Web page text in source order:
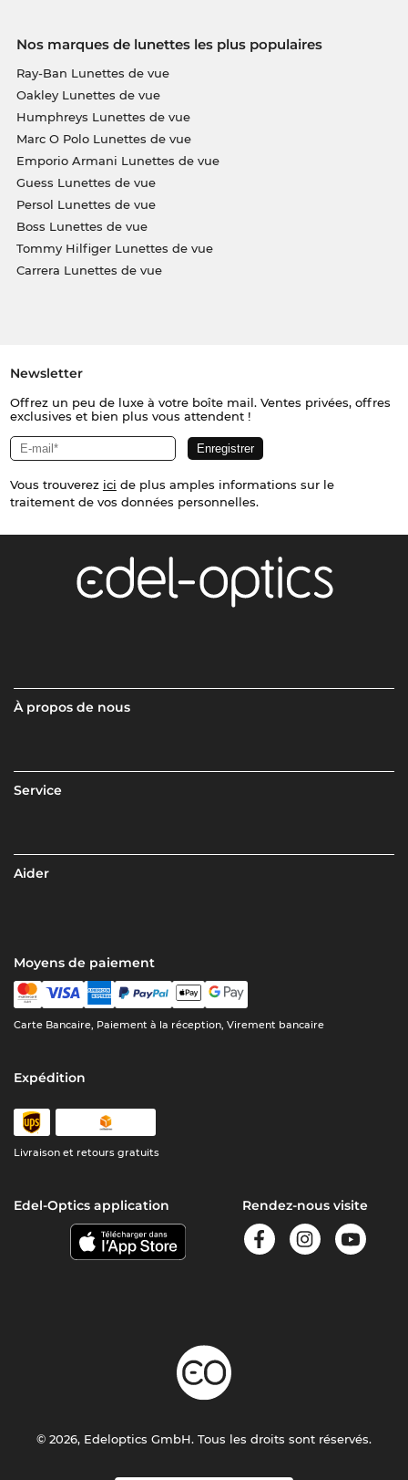
Nos marques de lunettes les plus populaires
Ray-Ban Lunettes de vue
Oakley Lunettes de vue
Humphreys Lunettes de vue
Marc O Polo Lunettes de vue
Emporio Armani Lunettes de vue
Guess Lunettes de vue
Persol Lunettes de vue
Boss Lunettes de vue
Tommy Hilfiger Lunettes de vue
Carrera Lunettes de vue
Newsletter
Offrez un peu de luxe à votre boîte mail. Ventes privées, offres
exclusives et bien plus vous attendent !
Vous trouverez ici de plus amples informations sur le
traitement de vos données personnelles.
À propos de nous
Service
Aider
Moyens de paiement
Carte Bancaire, Paiement à la réception, Virement bancaire
Expédition
Livraison et retours gratuits
Edel-Optics application Rendez-nous visite
© 2026, Edeloptics GmbH. Tous les droits sont réservés.